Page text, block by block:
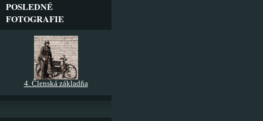
POSLEDNÉ
FOTOGRAFIE
4. Členská základňa